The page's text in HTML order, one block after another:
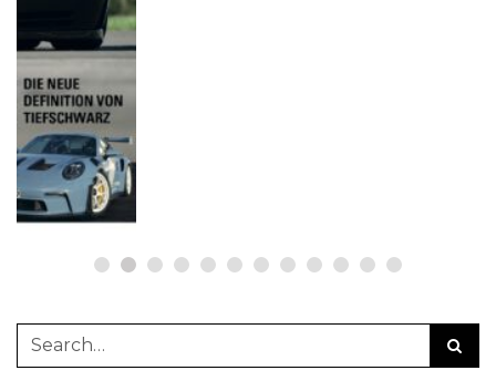
12 Jahre werk1® sports | cars |
culture: Bestellen Sie jetzt die
neue Sommerausgabe 01 | 2025
(erscheint am 1. Juli 2025) online
auf netzwerkeins | GO!
23. Juni 2025